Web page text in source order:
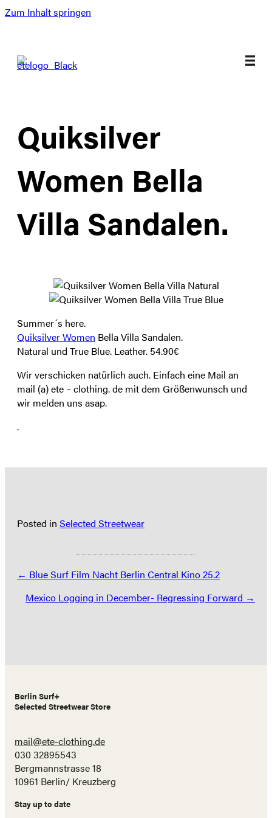
Zum Inhalt springen
Quiksilver
Women Bella
Villa Sandalen.
Summer´s here.
Quiksilver Women Bella Villa Sandalen.
Natural und True Blue. Leather. 54.90€
Wir verschicken natürlich auch. Einfach eine Mail an
mail (a) ete – clothing. de mit dem Größenwunsch und
wir melden uns asap.
.
Posted in Selected Streetwear
Posts
navigation
← Blue Surf Film Nacht Berlin Central Kino 25.2
Mexico Logging in December- Regressing Forward →
Berlin Surf+
Selected Streetwear Store
mail@ete-clothing.de
030 32895543
Bergmannstrasse 18
10961 Berlin/ Kreuzberg
Stay up to date